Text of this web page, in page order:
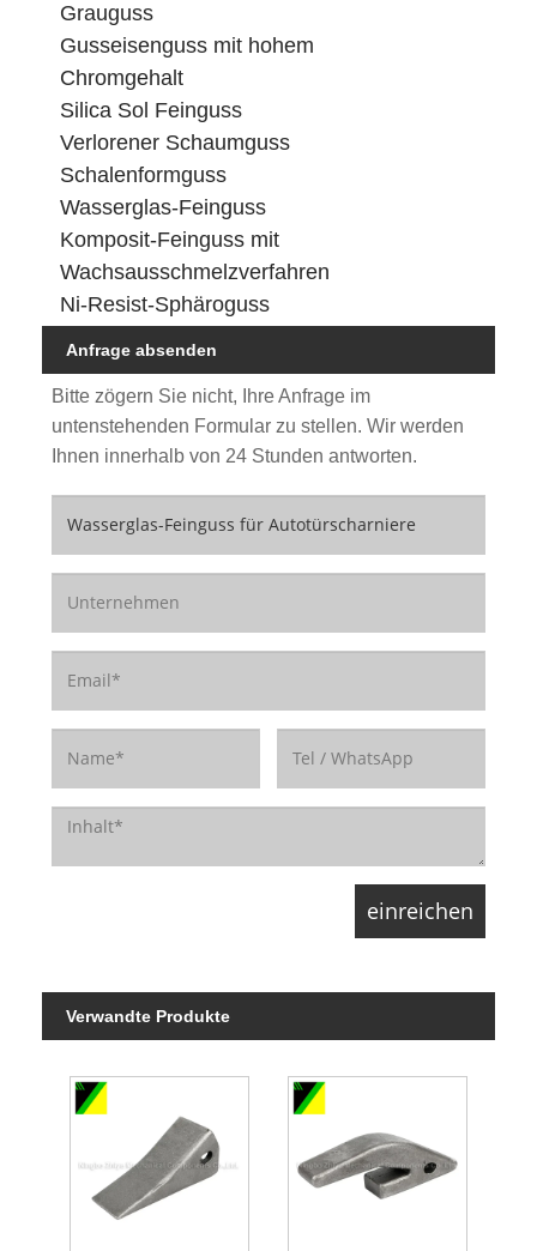
Grauguss
Gusseisenguss mit hohem
Chromgehalt
Silica Sol Feinguss
Verlorener Schaumguss
Schalenformguss
Wasserglas-Feinguss
Komposit-Feinguss mit
Wachsausschmelzverfahren
Ni-Resist-Sphäroguss
Anfrage absenden
Bitte zögern Sie nicht, Ihre Anfrage im
untenstehenden Formular zu stellen. Wir werden
Ihnen innerhalb von 24 Stunden antworten.
Verwandte Produkte